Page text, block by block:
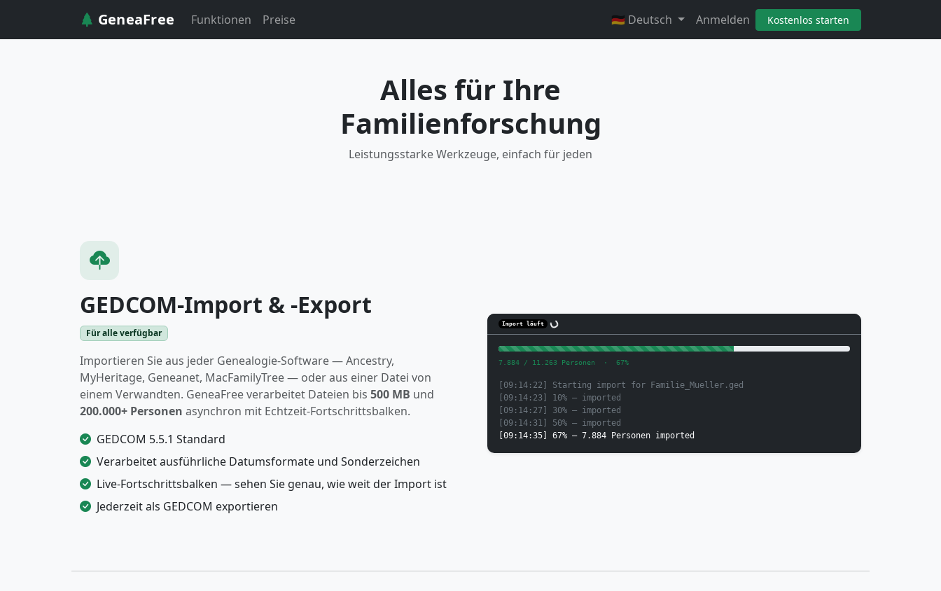
GeneaFree Funktionen Preise 🇩🇪 Deutsch Anmelden Kostenlos starten
Alles für Ihre
Familienforschung
Leistungsstarke Werkzeuge, einfach für jeden
GEDCOM-Import & -Export
Für alle verfügbar
Importieren Sie aus jeder Genealogie-Software — Ancestry,
MyHeritage, Geneanet, MacFamilyTree — oder aus einer Datei von
einem Verwandten. GeneaFree verarbeitet Dateien bis 500 MB und
200.000+ Personen asynchron mit Echtzeit-Fortschrittsbalken.
GEDCOM 5.5.1 Standard
Verarbeitet ausführliche Datumsformate und Sonderzeichen
Live-Fortschrittsbalken — sehen Sie genau, wie weit der Import ist
Jederzeit als GEDCOM exportieren
Import läuft
7.884 / 11.263 Personen · 67%
[09:14:22] Starting import for Familie_Mueller.ged
[09:14:23] 10% — imported
[09:14:27] 30% — imported
[09:14:31] 50% — imported
[09:14:35] 67% — 7.884 Personen imported